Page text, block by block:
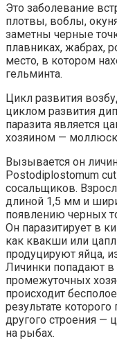
Это заболевание
плотвы, воблы,
заметны черные
плавниках, жабрах,
место, в котором
гельминта.
Цикл развития
циклом развития
паразита является
хозяином —
Вызывается он
Postodiplostomum
сосальщиков.
длиной 1,5 мм и
появлению черных
Он паразитирует в
как квакши или
продуцируют яйца,
Личинки попадают в
промежуточных
происходит
результате
другого строения —
на рыбах.